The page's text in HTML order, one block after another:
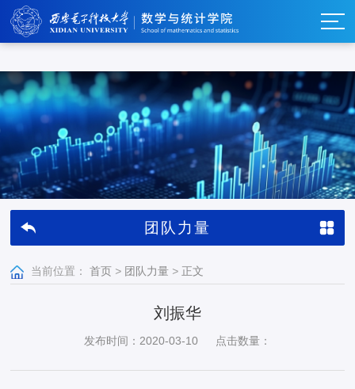
w66利来_w66利来·(集团)官方-首页
团队力量
当前位置： 首页 > 团队力量 > 正文
刘振华
发布时间：2020-03-10 点击数量：